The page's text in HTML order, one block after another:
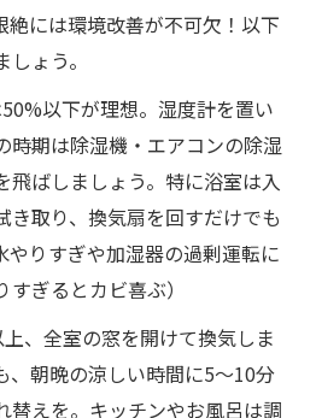
絶には環境改善が不可欠！以下
ょう。
以下が理想。湿度計を置い
時期は除湿機・エアコンの除湿
飛ばしましょう。特に浴室は入
き取り、換気扇を回すだけでも
やりすぎや加湿器の過剰運転に
ぎるとカビ喜ぶ）
、全室の窓を開けて換気しま
、朝晩の涼しい時間に5～10分
替えを。キッチンやお風呂は調